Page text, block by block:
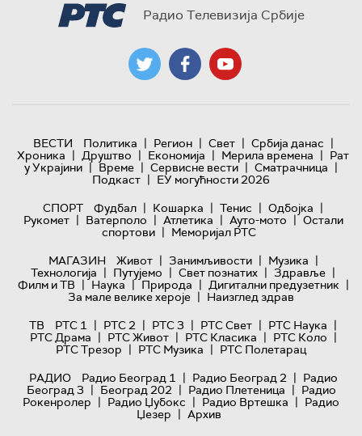
Радио Телевизија Србије
ВЕСТИ Политика | Регион | Свет | Србија данас |
Хроника | Друштво | Економија | Мерила времена | Рат
у Украјини | Време | Сервисне вести | Сматрачница |
Подкаст | ЕУ могућности 2026
СПОРТ
Фудбал | Кошарка | Тенис | Одбојка |
Рукомет | Ватерполо | Атлетика | Ауто-мото | Остали
спортови | Меморијал РТС
МАГАЗИН
Живот | Занимљивости | Музика |
Технологијa | Путујемо | Свет познатих | Здравље |
Филм и ТВ | Наука | Природа | Дигитални предузетник |
За мале велике хероје | Наизглед здрав
ТВ
РТС 1 | РТС 2 | РТС 3 | РТС Свет | РТС Наука |
РТС Драма | РТС Живот | РТС Класика | РТС Коло |
РТС Трезор | РТС Музика | РТС Полетарац
РАДИО
Радио Београд 1 | Радио Београд 2 | Радио
Београд 3 | Београд 202 | Радио Плетеница | Радио
Рокенролер | Радио Џубокс | Радио Вртешка | Радио
Џезер | Архив